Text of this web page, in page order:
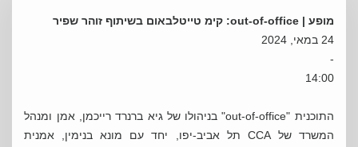
מופע |out-of-office: קימ טייטלבאום בשיתוף זוהר שפיר
24 במאי, 2024
-
14:00
התוכנית "out-of-office" בניהולו של גיא ברנרד רייכמן, אמן ומנהל
המשרד של CCA תל אביב-יפו, יחד עם מונא בנימין, אמנית